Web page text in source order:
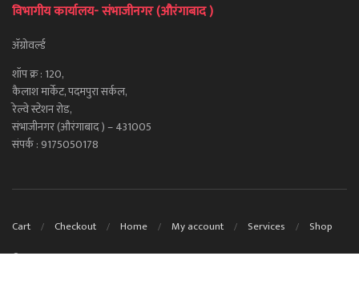
विभागीय कार्यालय- संभाजीनगर (औरंगाबाद )
ॲग्रोवर्ल्ड
शॉप क्र : 120,
कैलाश मार्केट, पदमपुरा सर्कल,
रेल्वे स्टेशन रोड,
संभाजीनगर (औरंगाबाद ) – 431005
संपर्क : 9175050178
Cart Checkout Home My account Services Shop
© 2020.